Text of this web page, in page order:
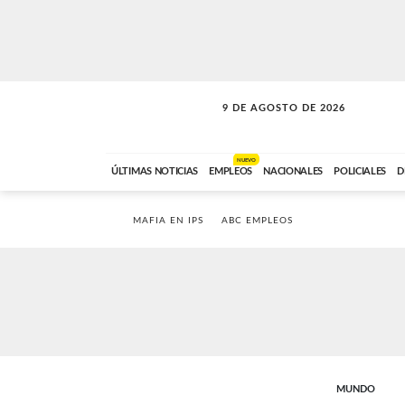
9 DE AGOSTO DE 2026
SOLO MÚSICA
ÚLTIMAS NOTICIAS EMPLEOS
NUEVO
NACIONALES POLICIALES
MAFIA EN IPS ABC EMPLEOS
MUNDO